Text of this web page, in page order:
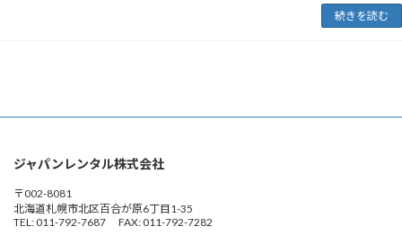
続きを読む
ジャパンレンタル株式会社
〒002-8081
北海道札幌市北区百合が原6丁目1-35
TEL: 011-792-7687 FAX: 011-792-7282